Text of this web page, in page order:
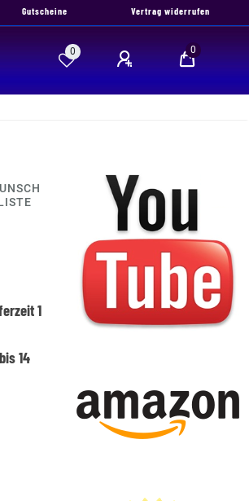
Gutscheine Vertrag widerrufen
0 0
1
14